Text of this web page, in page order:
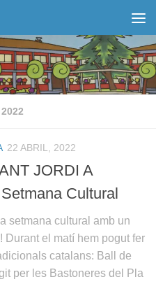
22 ABRIL, 2022
JORDI A
Cultural
setmana cultural amb un
Durant el matí hem pogut fer
catalans: Ball de
per les Bastoneres del Pla